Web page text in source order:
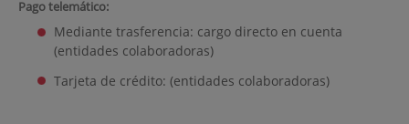
Pago telemático:
Mediante trasferencia: cargo directo en cuenta
(entidades colaboradoras)
Tarjeta de crédito: (entidades colaboradoras)